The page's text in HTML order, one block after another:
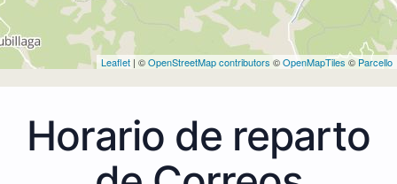
Leaflet | ©OpenStreetMap contributors ©OpenMapTiles © Parcello
Horario de reparto